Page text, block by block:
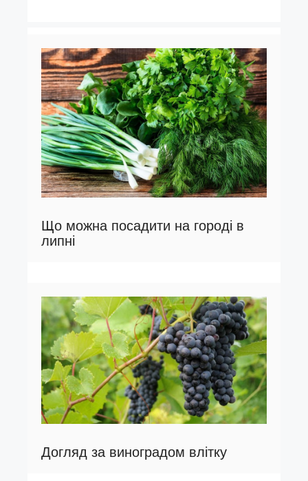
Що можна посадити на городі в
липні
Догляд за виноградом влітку